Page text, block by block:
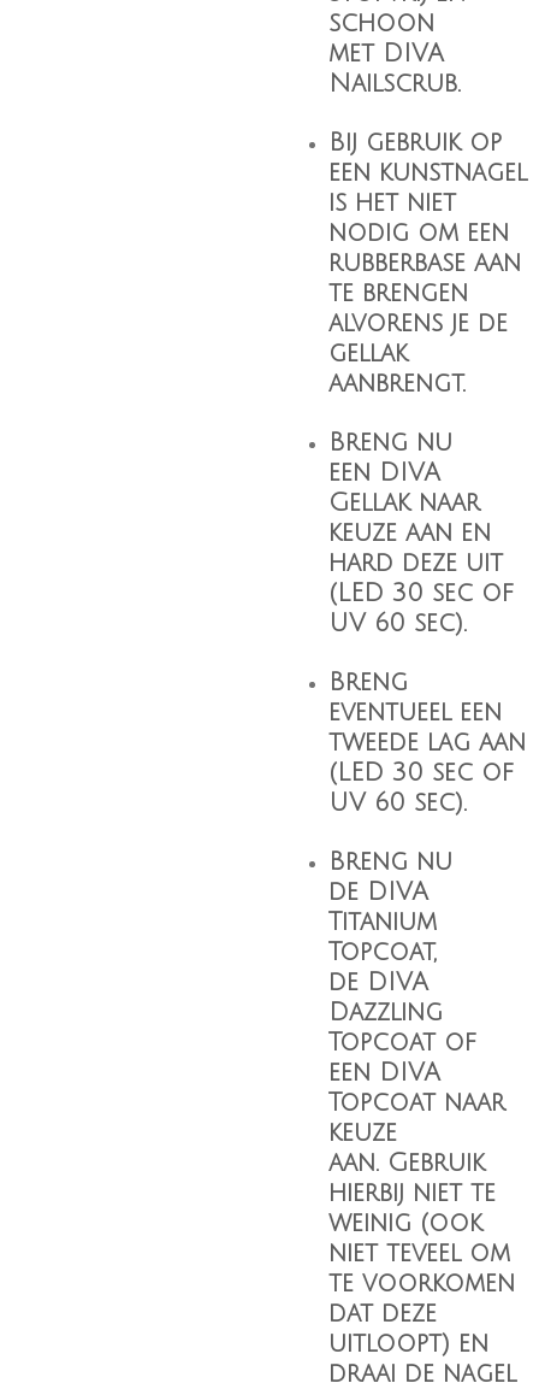
schoon
met DIVA
Nailscrub.
Bij gebruik op
een kunstnagel
is het niet
nodig om een
rubberbase aan
te brengen
alvorens je de
gellak
aanbrengt.
Breng nu
een DIVA
Gellaknaar
keuze aan en
hard deze uit
(LED 30 sec of
UV 60 sec).
Breng
eventueel een
tweede lag aan
(LED 30 sec of
UV 60 sec).
Breng nu
de DIVA
Titanium
Topcoat,
de DIVA
Dazzling
Topcoatof
een DIVA
Topcoatnaar
keuze
aan. Gebruik
hierbij niet te
weinig (ook
niet teveel om
te voorkomen
dat deze
uitloopt) en
draai de nagel